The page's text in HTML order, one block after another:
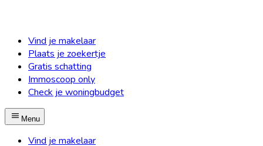
Vind je makelaar
Plaats je zoekertje
Gratis schatting
Immoscoop only
Check je woningbudget
Menu
Vind je makelaar